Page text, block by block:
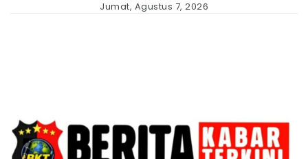
Jumat, Agustus 7, 2026